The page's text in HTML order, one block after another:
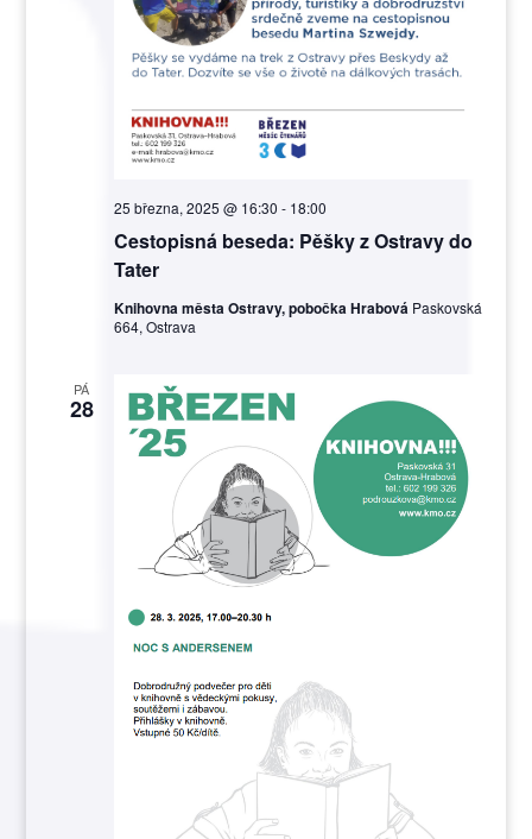
Cestopisná beseda: Pěšky z Ostravy do
Tater
25 března, 2025 @ 16:30 - 18:00
Knihovna města Ostravy, pobočka Hrabová Paskovská
664, Ostrava
PÁ
28